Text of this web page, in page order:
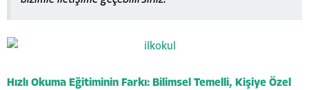
Hızlı Okuma Eğitiminin Farkı: Bilimsel Temelli, Kişiye Özel